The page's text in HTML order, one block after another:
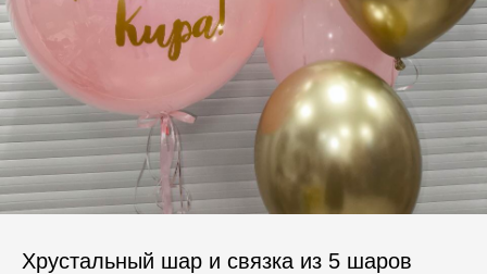
Хрустальный шар и связка из 5 шаров